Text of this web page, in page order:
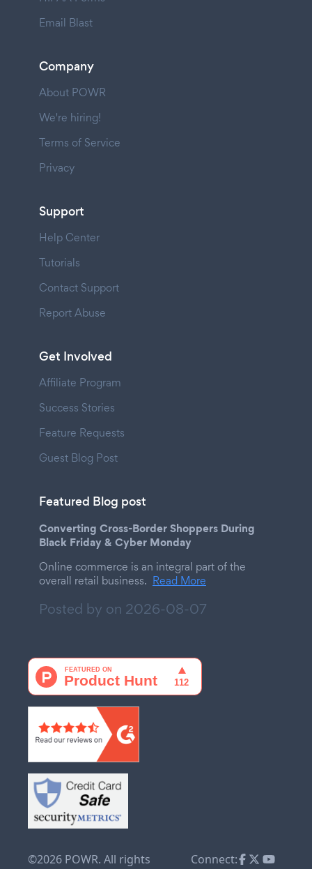
Email Blast
Company
About POWR
We're hiring!
Terms of Service
Privacy
Support
Help Center
Tutorials
Contact Support
Report Abuse
Get Involved
Affiliate Program
Success Stories
Feature Requests
Guest Blog Post
Featured Blog post
Converting Cross-Border Shoppers During
Black Friday & Cyber Monday
Online commerce is an integral part of the
overall retail business. Read More
Posted by on 2026-08-07
©2026 POWR. All rights
Connect: